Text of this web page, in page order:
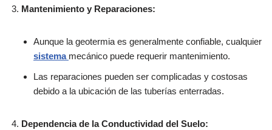
Mantenimiento y Reparaciones:
Aunque la geotermia es generalmente confiable, cualquier
sistema mecánico puede requerir mantenimiento.
Las reparaciones pueden ser complicadas y costosas
debido a la ubicación de las tuberías enterradas.
Dependencia de la Conductividad del Suelo: